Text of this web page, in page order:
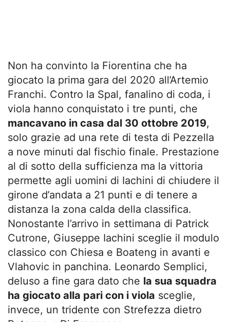
Non ha convinto la Fiorentina che ha
giocato la prima gara del 2020 all’Artemio
Franchi. Contro la Spal, fanalino di coda, i
viola hanno conquistato i tre punti, che
mancavano in casa dal 30 ottobre 2019,
solo grazie ad una rete di testa di Pezzella
a nove minuti dal fischio finale. Prestazione
al di sotto della sufficienza ma la vittoria
permette agli uomini di Iachini di chiudere il
girone d’andata a 21 punti e di tenere a
distanza la zona calda della classifica.
Nonostante l’arrivo in settimana di Patrick
Cutrone, Giuseppe Iachini sceglie il modulo
classico con Chiesa e Boateng in avanti e
Vlahovic in panchina. Leonardo Semplici,
deluso a fine gara dato che la sua squadra
ha giocato alla pari con i viola sceglie,
invece, un tridente con Strefezza dietro